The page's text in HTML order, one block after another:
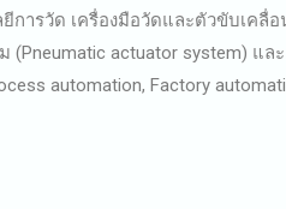
ารวัด เครื่องมือวัดและตัวขับเคลื่
actuator system) แ
automation, Factory